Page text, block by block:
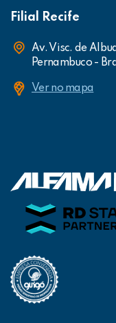
Filial Recife
Av. Visc. de
Pernambuco -
Ver no mapa